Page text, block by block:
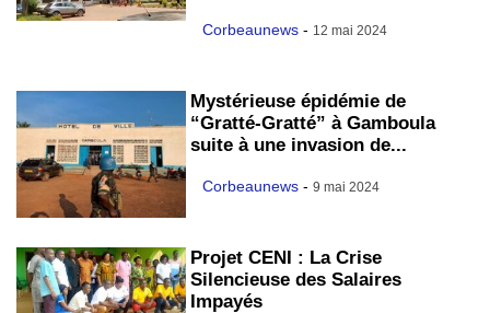
Corbeaunews - 12 mai 2024
Mystérieuse épidémie de
“Gratté-Gratté” à Gamboula
suite à une invasion de...
Corbeaunews - 9 mai 2024
Projet CENI : La Crise
Silencieuse des Salaires
Impayés